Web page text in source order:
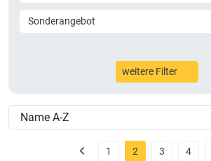
Sonderangebot
weitere Filter
1 2 3 4